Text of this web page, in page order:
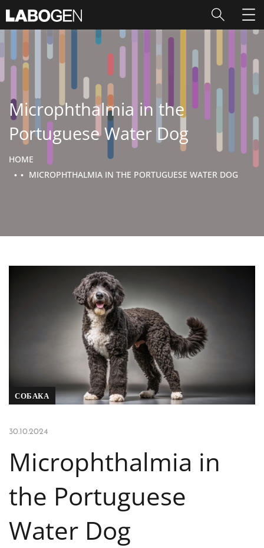
Microphthalmia in the
Portuguese Water Dog
HOME
MICROPHTHALMIA IN THE PORTUGUESE WATER DOG
СОБАКА
30.10.2024
Microphthalmia in
the Portuguese
Water Dog